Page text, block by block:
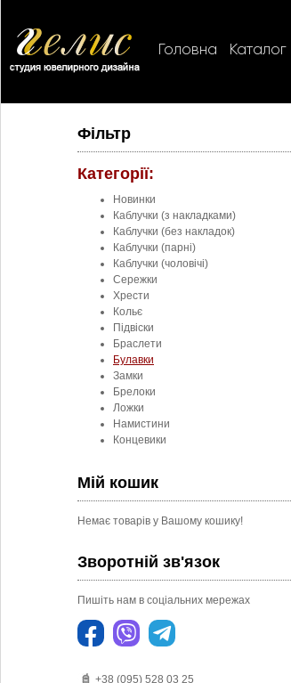
Головна Каталог
Фільтр
Категорії:
Новинки
Каблучки (з накладками)
Каблучки (без накладок)
Каблучки (парні)
Каблучки (чоловічі)
Сережки
Хрести
Кольє
Підвіски
Браслети
Булавки
Замки
Брелоки
Ложки
Намистини
Концевики
Мій кошик
Немає товарів у Вашому кошику!
Зворотній зв'язок
Пишіть нам в соціальних мережах
+38 (095) 528 03 25